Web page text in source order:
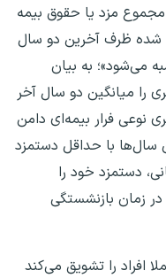
مزد یا حقوق بیمه
شده ظرف آخرین دو سال
تقسیم بر ۲۴ محاسبه می‌شود»؛ به بیان
را میانگین دو سال آخر
نوعی فرار بیمه‌ای دامن
سال‌ها با حداقل دستمزد
دستمزد خود را
زمان بازنشستگی
افراد را تشویق می‌کند